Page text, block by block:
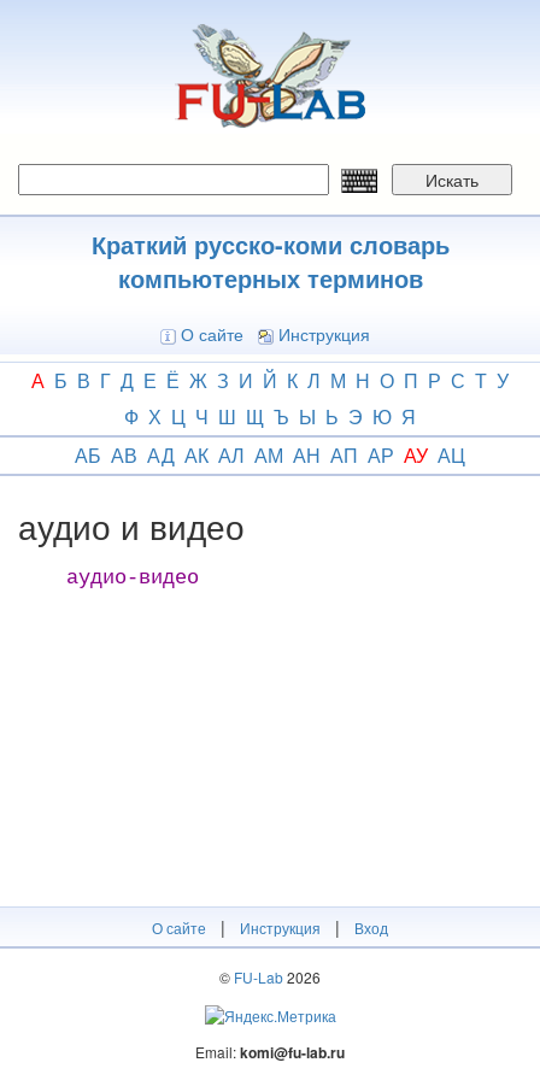
Искать
Краткий русско-коми словарь
компьютерных терминов
О сайте Инструкция
А Б В Г Д Е Ё Ж З И Й К Л М Н О П Р С Т У
Ф Х Ц Ч Ш Щ Ъ Ы Ь Э Ю Я
АБ АВ АД АК АЛ АМ АН АП АР АУ АЦ
аудио и видео
аудио-видео
О сайте | Инструкция | Вход
© FU-Lab2026
Email:komi@fu-lab.ru